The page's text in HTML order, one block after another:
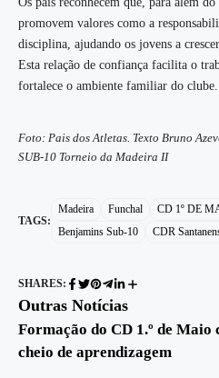
promovem valores como a
disciplina, ajudando os jovens a
Esta relação de confiança facilita o
fortalece o ambiente familiar do clube.
Foto: Pais dos Atletas. Texto Bruno
SUB-10 Torneio da Madeira II
TAGS:
Madeira Funchal CD 1º DE
Benjamins Sub-10
CDR
SHARES:
Outras Notícias
Formação do CD 1.º de Maio
cheio de aprendizagem